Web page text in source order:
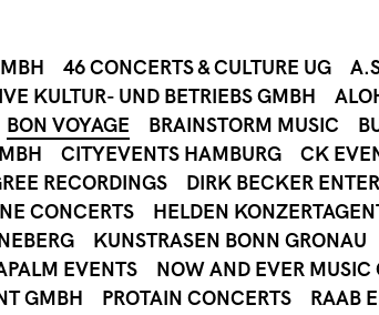
46 CONCERTS & CULTURE UG
KULTUR- UND BETRIEBS GMBH
BON VOYAGE BRAINSTORM MUSIC
CITYEVENTS HAMBURG CK
RECORDINGS DIRK BECKER
CONCERTS HELDEN
KUNSTRASEN BONN GRONAU
EVENTS NOW AND EVER MUSIC
GMBH
PROTAIN CONCERTS RAAB